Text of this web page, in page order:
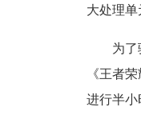
大处理单
为
《王者
进行半小